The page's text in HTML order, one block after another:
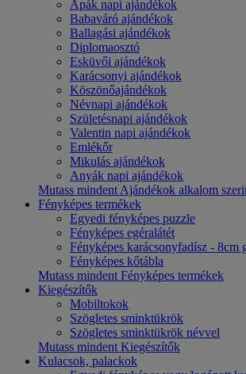
Apák napi ajándékok
Babaváró ajándékok
Ballagási ajándékok
Diplomaosztó
Esküvői ajándékok
Karácsonyi ajándékok
Köszönőajándékok
Névnapi ajándékok
Születésnapi ajándékok
Valentin napi ajándékok
Emlékőr
Mikulás ajándékok
Anyák napi ajándékok
Mutass mindent Ajándékok alkalom
Fényképes termékek
Egyedi fényképes puzzle
Fényképes egéralátét
Fényképes karácsonyfadísz - 8cm
Fényképes kőtábla
Mutass mindent Fényképes termékek
Kiegészítők
Mobiltokok
Szögletes sminktükrök
Szögletes sminktükrök névvel
Mutass mindent Kiegészítők
Kulacsok, palackok